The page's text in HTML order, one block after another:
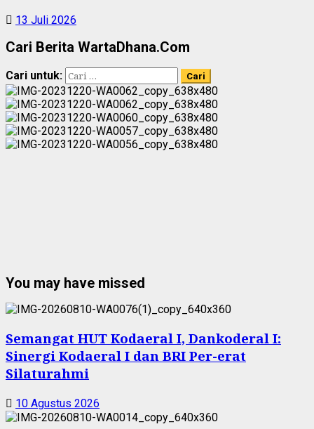
13 Juli 2026
Cari Berita WartaDhana.Com
Cari untuk:
You may have missed
Semangat HUT Kodaeral I, Dankoderal I:
Sinergi Kodaeral I dan BRI Per-erat
Silaturahmi
10 Agustus 2026